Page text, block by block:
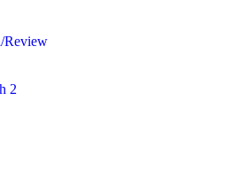
Review
2